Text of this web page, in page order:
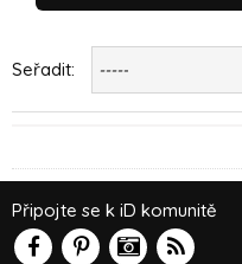
Seřadit: -----
Připojte se k iD komunitě